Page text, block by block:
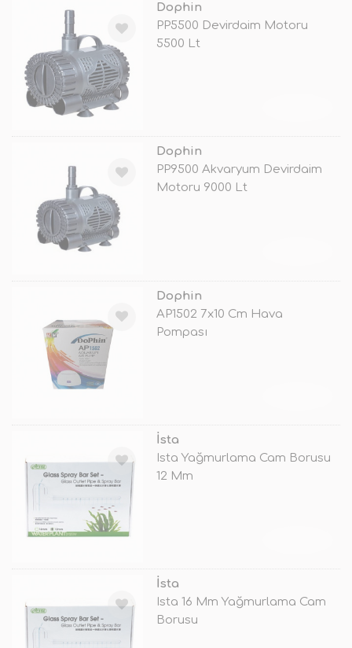
Dophin
PP5500 Devirdaim Motoru
5500 Lt
Dophin
PP9500 Akvaryum Devirdaim
Motoru 9000 Lt
Dophin
AP1502 7x10 Cm Hava
Pompası
İsta
Ista Yağmurlama Cam Borusu
12 Mm
İsta
Ista 16 Mm Yağmurlama Cam
Borusu